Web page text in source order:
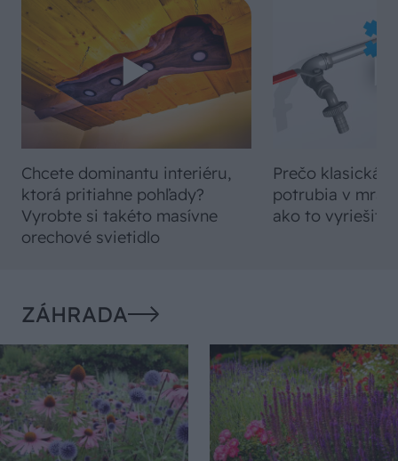
Chcete dominantu interiéru,
ktorá pritiahne pohľady?
Vyrobte si takéto masívne
orechové svietidlo
Prečo klasická
potrubia v
ako to vyriešiť
ZÁHRADA